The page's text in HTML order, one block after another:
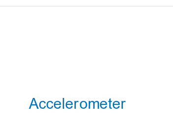
Accelerometer